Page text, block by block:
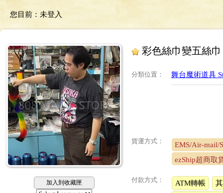
您目前： 未登入
加入到收藏匣
彩色絲巾變五絲巾
分類位置 ： 舞台魔術道具
貨運方式：
EMS/Air-mail/
ezShip超商取
付款方式： ATM轉帳